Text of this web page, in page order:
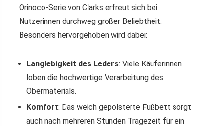
Orinoco-Serie von Clarks erfreut sich bei
Nutzerinnen durchweg großer Beliebtheit.
Besonders hervorgehoben wird dabei:
Langlebigkeit des Leders: Viele Käuferinnen
loben die hochwertige Verarbeitung des
Obermaterials.
Komfort: Das weich gepolsterte Fußbett sorgt
auch nach mehreren Stunden Tragezeit für ein